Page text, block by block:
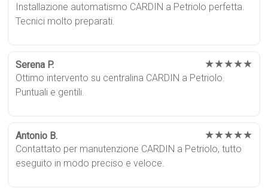
Installazione automatismo CARDIN a Petriolo perfetta.
Tecnici molto preparati.
Serena P. ★★★★★
Ottimo intervento su centralina CARDIN a Petriolo.
Puntuali e gentili.
Antonio B. ★★★★★
Contattato per manutenzione CARDIN a Petriolo, tutto
eseguito in modo preciso e veloce.